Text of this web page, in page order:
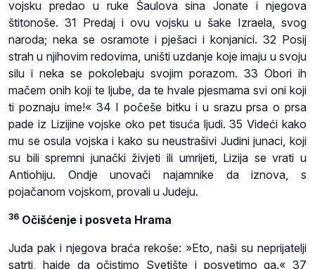
vojsku predao u ruke Šaulova sina Jonate i njegova
štitonoše. 31 Predaj i ovu vojsku u šake Izraela, svog
naroda; neka se osramote i pješaci i konjanici. 32 Posij
strah u njihovim redovima, uništi uzdanje koje imaju u svoju
silu i neka se pokolebaju svojim porazom. 33 Obori ih
mačem onih koji te ljube, da te hvale pjesmama svi oni koji
ti poznaju ime!« 34 I počeše bitku i u srazu prsa o prsa
pade iz Lizijine vojske oko pet tisuća ljudi. 35 Videći kako
mu se osula vojska i kako su neustrašivi Judini junaci, koji
su bili spremni junački živjeti ili umrijeti, Lizija se vrati u
Antiohiju. Ondje unovači najamnike da iznova, s
pojačanom vojskom, provali u Judeju.
36 Očišćenje i posveta Hrama
Juda pak i njegova braća rekoše: »Eto, naši su neprijatelji
satrti, hajde da očistimo Svetište i posvetimo ga.« 37